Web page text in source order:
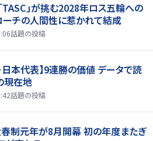
TASC」が挑む2028年ロス五輪への
ーチの人間性に惹かれて結成
話題の投稿
日本代表】9連勝の価値 データで読
現在地
話題の投稿
春制元年が8月開幕 初の年度またぎ